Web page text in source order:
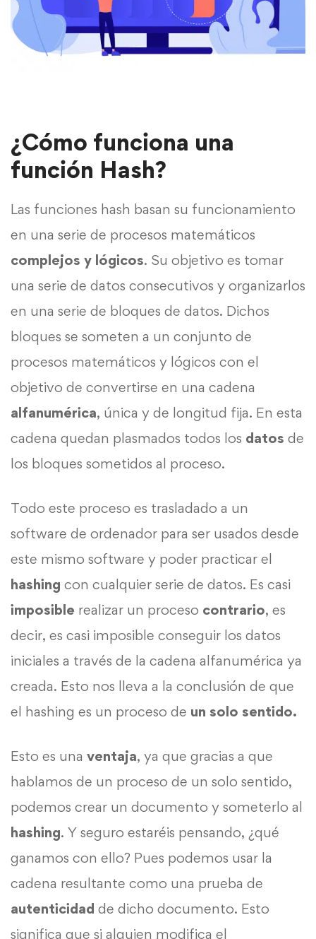
¿Cómo funciona una
función Hash?
Las funciones hash basan su funcionamiento
en una serie de procesos matemáticos
complejos y lógicos. Su objetivo es tomar
una serie de datos consecutivos y organizarlos
en una serie de bloques de datos. Dichos
bloques se someten a un conjunto de
procesos matemáticos y lógicos con el
objetivo de convertirse en una cadena
alfanumérica, única y de longitud fija. En esta
cadena quedan plasmados todos los datos de
los bloques sometidos al proceso.
Todo este proceso es trasladado a un
software de ordenador para ser usados desde
este mismo software y poder practicar el
hashing con cualquier serie de datos. Es casi
imposible realizar un proceso contrario, es
decir, es casi imposible conseguir los datos
iniciales a través de la cadena alfanumérica ya
creada. Esto nos lleva a la conclusión de que
el hashing es un proceso de un solo sentido.
Esto es una ventaja, ya que gracias a que
hablamos de un proceso de un solo sentido,
podemos crear un documento y someterlo al
hashing. Y seguro estaréis pensando, ¿qué
ganamos con ello? Pues podemos usar la
cadena resultante como una prueba de
autenticidad de dicho documento. Esto
significa que si alguien modifica el